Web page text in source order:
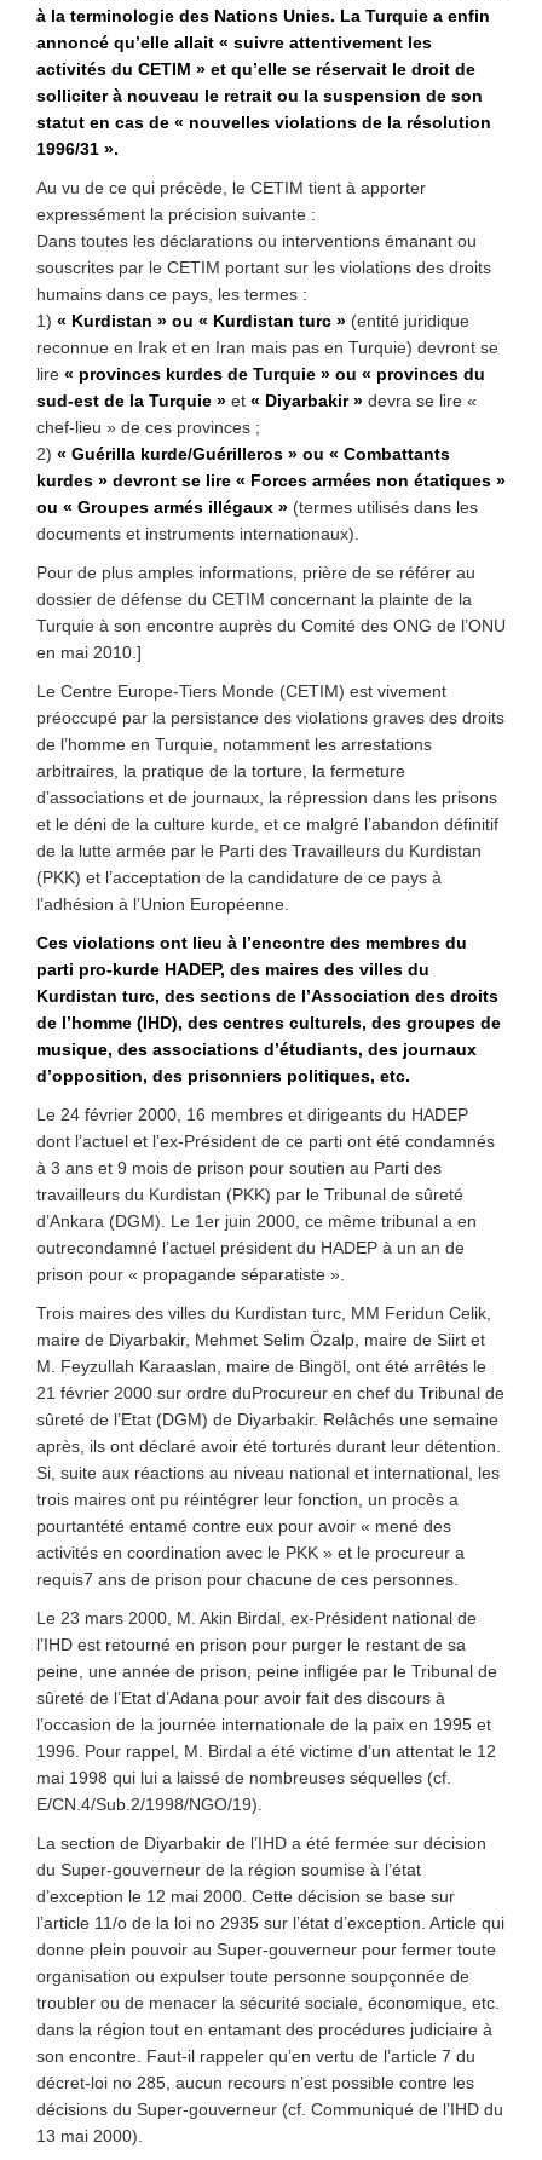
à la terminologie des Nations Unies. La Turquie a enfin
annoncé qu’elle allait « suivre attentivement les
activités du CETIM » et qu’elle se réservait le droit de
solliciter à nouveau le retrait ou la suspension de son
statut en cas de « nouvelles violations de la résolution
1996/31 ».
Au vu de ce qui précède, le CETIM tient à apporter
expressément la précision suivante :
Dans toutes les déclarations ou interventions émanant ou
souscrites par le CETIM portant sur les violations des droits
humains dans ce pays, les termes :
1) « Kurdistan » ou « Kurdistan turc » (entité juridique
reconnue en Irak et en Iran mais pas en Turquie) devront se
lire « provinces kurdes de Turquie » ou « provinces du
sud-est de la Turquie » et « Diyarbakir » devra se lire «
chef-lieu » de ces provinces ;
2) « Guérilla kurde/Guérilleros » ou « Combattants
kurdes » devront se lire « Forces armées non étatiques »
ou « Groupes armés illégaux » (termes utilisés dans les
documents et instruments internationaux).
Pour de plus amples informations, prière de se référer au
dossier de défense du CETIM concernant la plainte de la
Turquie à son encontre auprès du Comité des ONG de l’ONU
en mai 2010.]
Le Centre Europe-Tiers Monde (CETIM) est vivement
préoccupé par la persistance des violations graves des droits
de l’homme en Turquie, notamment les arrestations
arbitraires, la pratique de la torture, la fermeture
d’associations et de journaux, la répression dans les prisons
et le déni de la culture kurde, et ce malgré l’abandon définitif
de la lutte armée par le Parti des Travailleurs du Kurdistan
(PKK) et l’acceptation de la candidature de ce pays à
l’adhésion à l’Union Européenne.
Ces violations ont lieu à l’encontre des membres du
parti pro-kurde HADEP, des maires des villes du
Kurdistan turc, des sections de l’Association des droits
de l’homme (IHD), des centres culturels, des groupes de
musique, des associations d’étudiants, des journaux
d’opposition, des prisonniers politiques, etc.
Le 24 février 2000, 16 membres et dirigeants du HADEP
dont l’actuel et l’ex-Président de ce parti ont été condamnés
à 3 ans et 9 mois de prison pour soutien au Parti des
travailleurs du Kurdistan (PKK) par le Tribunal de sûreté
d’Ankara (DGM). Le 1er juin 2000, ce même tribunal a en
outrecondamné l’actuel président du HADEP à un an de
prison pour « propagande séparatiste ».
Trois maires des villes du Kurdistan turc, MM Feridun Celik,
maire de Diyarbakir, Mehmet Selim Özalp, maire de Siirt et
M. Feyzullah Karaaslan, maire de Bingöl, ont été arrêtés le
21 février 2000 sur ordre duProcureur en chef du Tribunal de
sûreté de l’Etat (DGM) de Diyarbakir. Relâchés une semaine
après, ils ont déclaré avoir été torturés durant leur détention.
Si, suite aux réactions au niveau national et international, les
trois maires ont pu réintégrer leur fonction, un procès a
pourtantété entamé contre eux pour avoir « mené des
activités en coordination avec le PKK » et le procureur a
requis7 ans de prison pour chacune de ces personnes.
Le 23 mars 2000, M. Akin Birdal, ex-Président national de
l’IHD est retourné en prison pour purger le restant de sa
peine, une année de prison, peine infligée par le Tribunal de
sûreté de l’Etat d’Adana pour avoir fait des discours à
l’occasion de la journée internationale de la paix en 1995 et
1996. Pour rappel, M. Birdal a été victime d’un attentat le 12
mai 1998 qui lui a laissé de nombreuses séquelles (cf.
E/CN.4/Sub.2/1998/NGO/19).
La section de Diyarbakir de l’IHD a été fermée sur décision
du Super-gouverneur de la région soumise à l’état
d’exception le 12 mai 2000. Cette décision se base sur
l’article 11/o de la loi no 2935 sur l’état d’exception. Article qui
donne plein pouvoir au Super-gouverneur pour fermer toute
organisation ou expulser toute personne soupçonnée de
troubler ou de menacer la sécurité sociale, économique, etc.
dans la région tout en entamant des procédures judiciaire à
son encontre. Faut-il rappeler qu’en vertu de l’article 7 du
décret-loi no 285, aucun recours n’est possible contre les
décisions du Super-gouverneur (cf. Communiqué de l’IHD du
13 mai 2000).